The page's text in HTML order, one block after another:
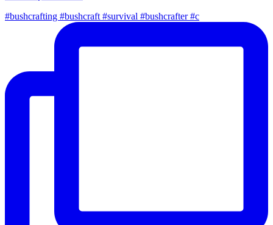
#bushcrafting #bushcraft #survival #bushcrafter #c